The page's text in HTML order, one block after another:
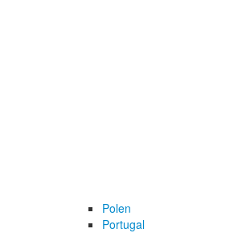
Polen
Portugal